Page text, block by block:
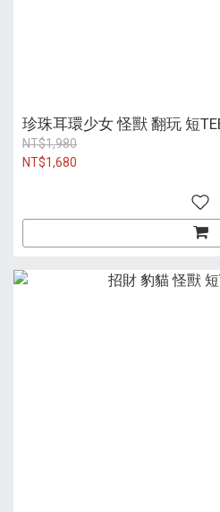
珍珠耳環少女 怪獸 翻玩 短
NT$1,980
NT$1,680